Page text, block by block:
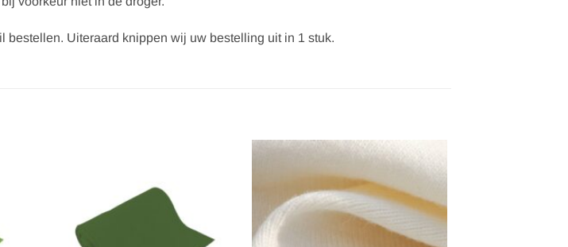
bestellen. Uiteraard knippen wij uw bestelling uit in 1 stuk.
aan
verlanglijst